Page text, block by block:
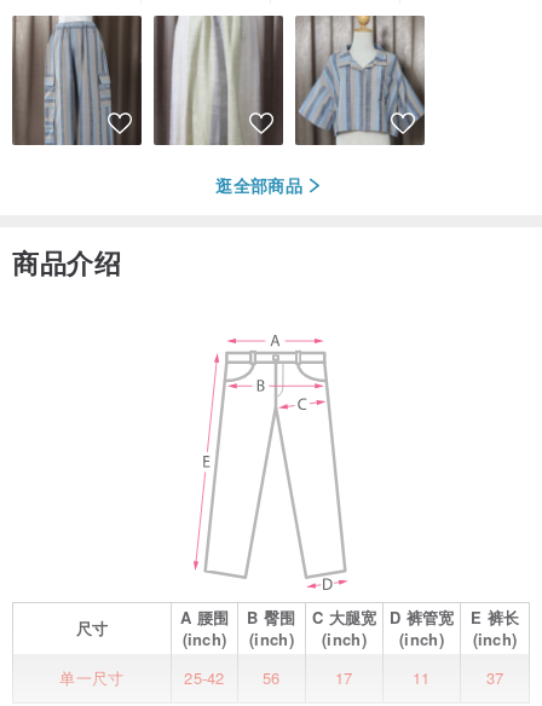
逛全部商品
商品介绍
尺寸 A 腰围
(inch)
B臀围
(inch)
C 大腿宽
(inch)
D 裤管宽
(inch)
E 裤长
(inch)
单一尺寸
25-42 56 17 11 37